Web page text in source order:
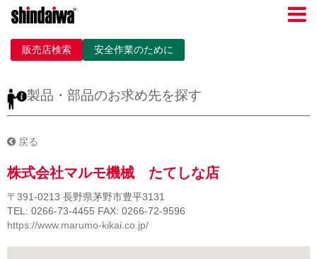
販売店検索 安全作業のために
製品・部品のお求め先を探す
戻る
株式会社マルモ機械 たてしな店
〒391-0213 長野県茅野市豊平3131
TEL: 0266-73-4455 FAX: 0266-72-9596
https://www.marumo-kikai.co.jp/